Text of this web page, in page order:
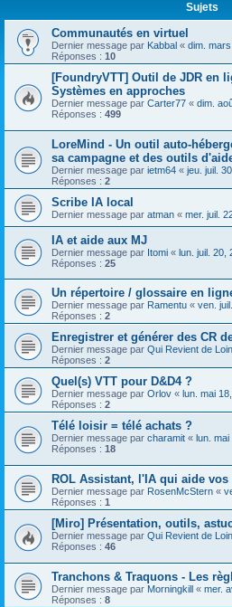
Sujets
Communautés en virtuel
Dernier message par Kabbal « dim.
Réponses : 10
[FoundryVTT] Outil de JDR en
Systèmes en approches
Dernier message par Carter77 « dim.
Réponses : 499
LoreMind - Un outil auto-
sa campagne et des outils
Dernier message par ietm64 « jeu. juil.
Réponses : 2
Scribe IA local
Dernier message par atman « mer. juil.
IA et aide aux MJ
Dernier message par Itomi « lun. juil. 20,
Réponses : 25
Un répertoire / glossaire en
Dernier message par Ramentu « ven.
Réponses : 2
Enregistrer et générer des CR
Dernier message par Qui Revient de Loin
Réponses : 2
Quel(s) VTT pour D&D4 ?
Dernier message par Orlov « lun. mai
Réponses : 2
Télé loisir = télé achats ?
Dernier message par charamit « lun.
Réponses : 18
ROL Assistant, l'IA qui aide vos
Dernier message par RosenMcStern «
Réponses : 1
[Miro] Présentation, outils,
Dernier message par Qui Revient de Loin
Réponses : 46
Tranchons & Traquons - Les
Dernier message par Morningkill « mer.
Réponses : 8